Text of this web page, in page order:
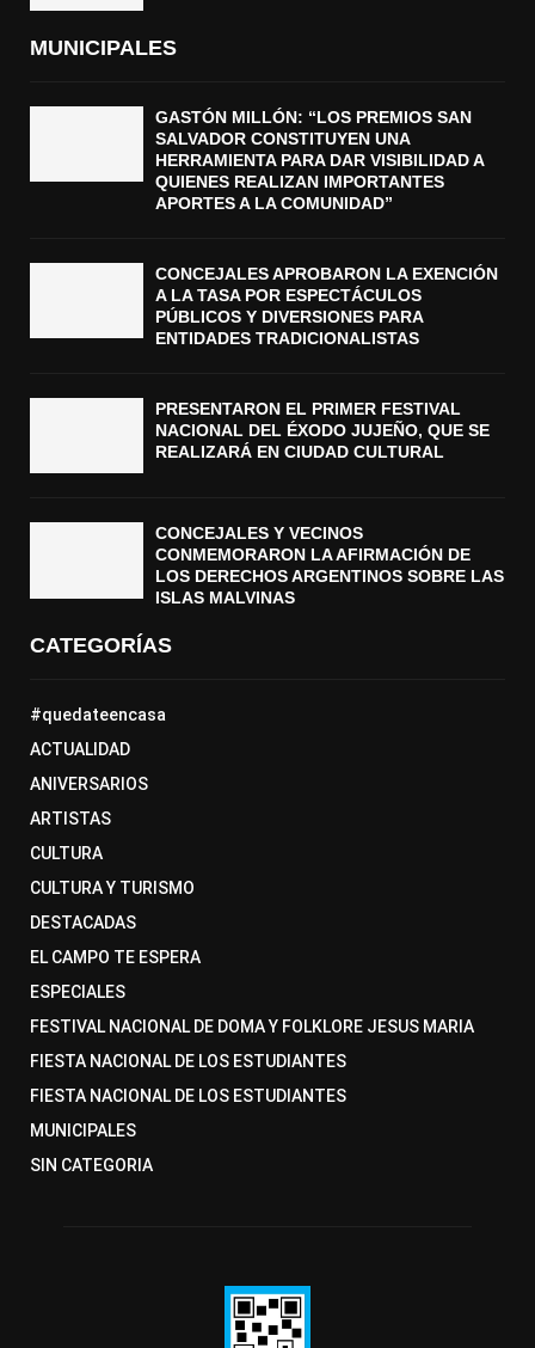
MUNICIPALES
GASTÓN MILLÓN: “LOS PREMIOS SAN
SALVADOR CONSTITUYEN UNA
HERRAMIENTA PARA DAR VISIBILIDAD A
QUIENES REALIZAN IMPORTANTES
APORTES A LA COMUNIDAD”
CONCEJALES APROBARON LA EXENCIÓN
A LA TASA POR ESPECTÁCULOS
PÚBLICOS Y DIVERSIONES PARA
ENTIDADES TRADICIONALISTAS
PRESENTARON EL PRIMER FESTIVAL
NACIONAL DEL ÉXODO JUJEÑO, QUE SE
REALIZARÁ EN CIUDAD CULTURAL
CONCEJALES Y VECINOS
CONMEMORARON LA AFIRMACIÓN DE
LOS DERECHOS ARGENTINOS SOBRE LAS
ISLAS MALVINAS
CATEGORÍAS
#quedateencasa
ACTUALIDAD
ANIVERSARIOS
ARTISTAS
CULTURA
CULTURA Y TURISMO
DESTACADAS
EL CAMPO TE ESPERA
ESPECIALES
FESTIVAL NACIONAL DE DOMA Y FOLKLORE JESUS MARIA
FIESTA NACIONAL DE LOS ESTUDIANTES
FIESTA NACIONAL DE LOS ESTUDIANTES
MUNICIPALES
SIN CATEGORIA